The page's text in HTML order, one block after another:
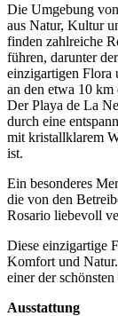
Die Umgebung
aus Natur, Kultur
finden zahlreiche
führen, darunter
einzigartigen Flora
an den etwa 10
Der Playa de La
durch eine
mit kristallklarem
ist.
Ein besonderes
die von den
Rosario liebevoll
Diese einzigartige
Komfort und
einer der
Ausstattung